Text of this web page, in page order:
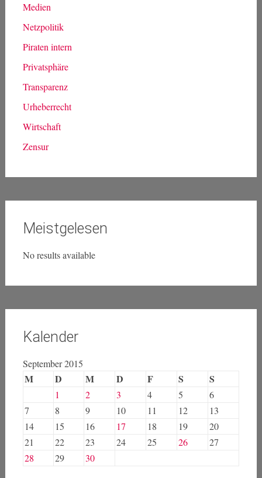
Medien
Netzpolitik
Piraten intern
Privatsphäre
Transparenz
Urheberrecht
Wirtschaft
Zensur
Meistgelesen
No results available
Kalender
September 2015
M D M D F S S
1 2 3 4 5
6
7
8 9 10 11 12
13
14
15 16 17 18 19
20
21
22 23 24 25 26
27
28
29 30